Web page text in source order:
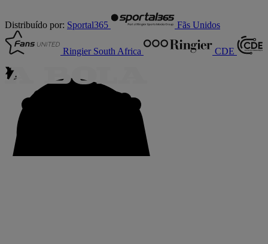
Distribuído por: Sportal365 Fãs Unidos
Ringier South Africa CDE